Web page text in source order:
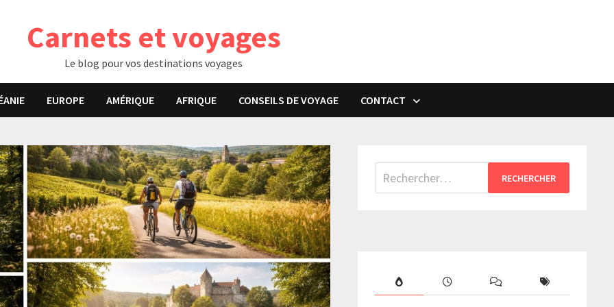
Carnets et voyages
Le blog pour vos destinations voyages
EUROPE AMÉRIQUE AFRIQUE CONSEILS DE VOYAGE CONTACT
Rechercher :